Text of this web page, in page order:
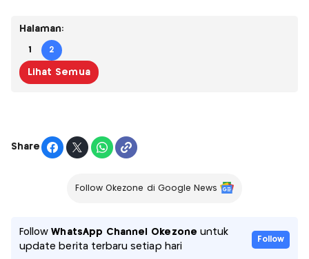
Halaman:
1 2
Lihat Semua
Share
Follow Okezone di Google News
FollowWhatsApp Channel Okezone untuk
update berita terbaru setiap hari
Follow